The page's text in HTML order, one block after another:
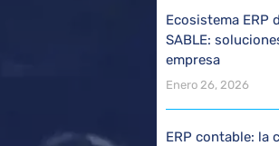
Ecosistema ERP
SABLE:
empresa
Enero 26, 2026
ERP contable: la